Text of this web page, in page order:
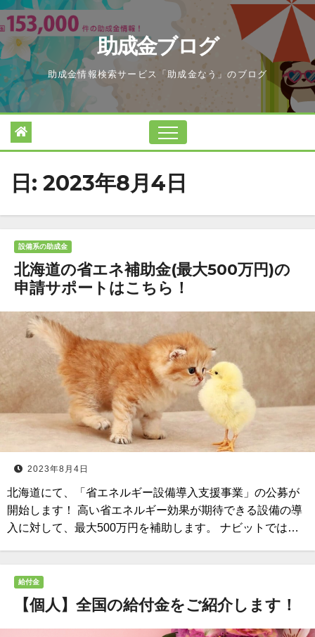
Skip
to
content
助成金ブログ
助成金情報検索サービス「助成金なう」のブログ
日: 2023年8月4日
設備系の助成金
北海道の省エネ補助金(最大500万円)の
申請サポートはこちら！
2023年8月4日
北海道にて、「省エネルギー設備導入支援事業」の公募が
開始します！ 高い省エネルギー効果が期待できる設備の導
入に対して、最大500万円を補助します。 ナビットでは…
給付金
【個人】全国の給付金をご紹介します！